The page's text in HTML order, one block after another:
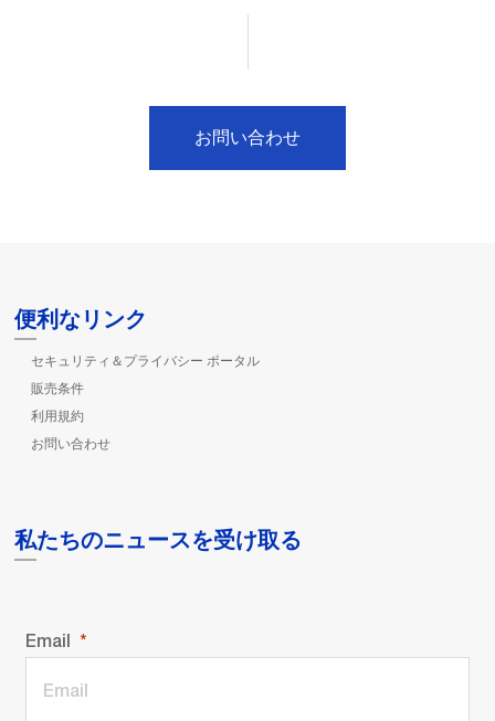
お問い合わせ
便利なリンク
セキュリティ＆プライバシー ポータル
販売条件
利用規約
お問い合わせ
私たちのニュースを受け取る
Email